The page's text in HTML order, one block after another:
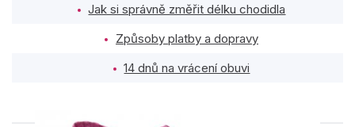
Jak si správně změřit délku chodidla
Způsoby platby a dopravy
14 dnů na vrácení obuvi